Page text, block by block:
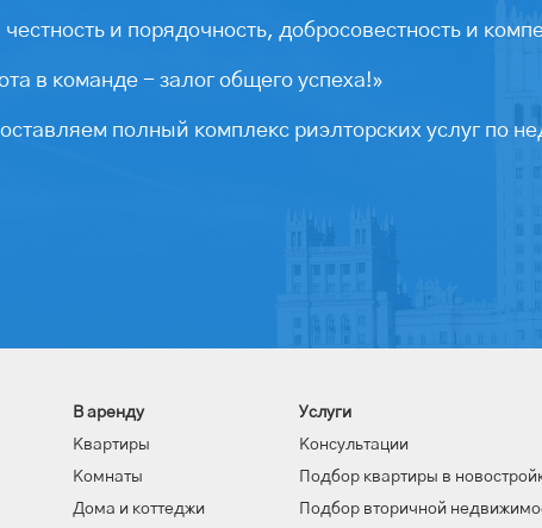
и порядочность, добросовестность и
в команде - залог общего успеха!»
полный комплекс риэлторских услуг по
В аренду
Квартиры
Комнаты
Дома и коттеджи
Услуги
Консультации
Подбор квартиры в
Подбор вторичной